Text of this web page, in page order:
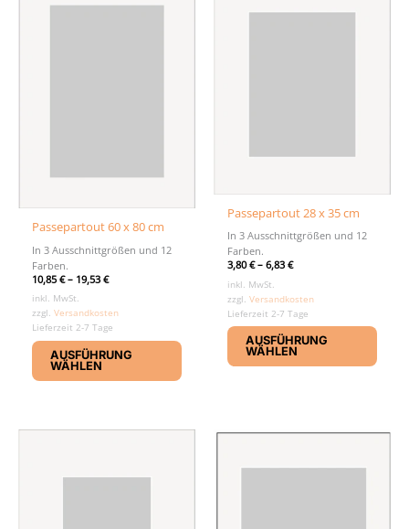
Passepartout 60 x 80 cm
In 3 Ausschnittgrößen und 12
Farben.
10,85€– 19,53€
inkl. MwSt.
zzgl.Versandkosten
Lieferzeit 2-7 Tage
AUSFÜHRUNG
WÄHLEN
Dieses
weist
auf.
Passepartout 28 x 35 cm
In 3 Ausschnittgrößen und 12
Farben.
3,80€–6,83€
inkl. MwSt.
zzgl.Versandkosten
Lieferzeit 2-7 Tage
AUSFÜHRUNG
WÄHLEN
weist
Die